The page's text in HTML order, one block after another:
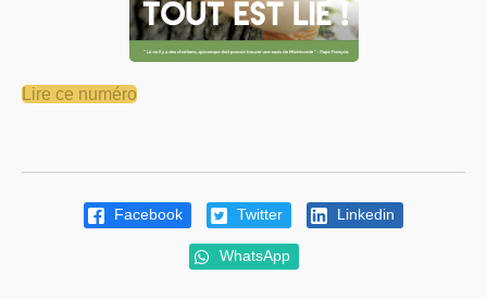
Lire ce numéro
Facebook Twitter Linkedin
WhatsApp